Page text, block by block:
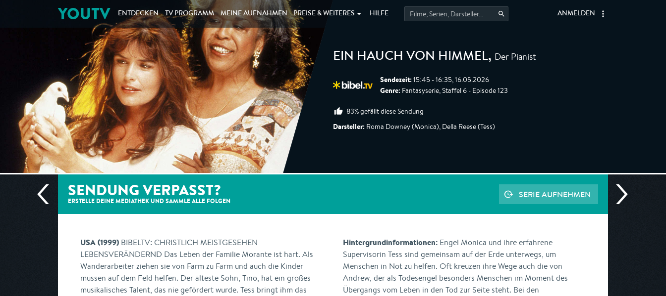
YOUTV ENTDECKEN TV PROGRAMM MEINE AUFNAHMEN PREISE & WEITERES HILFE ANMELDEN
EIN HAUCH VON HIMMEL, Der Pianist
Sendezeit: 15:45 - 16:35, 16.05.2026
Genre: Fantasyserie, Staffel 6 - Episode 123
83% gefällt diese Sendung
Darsteller: Roma Downey (Monica), Della Reese (Tess)
SENDUNG VERPASST?
ERSTELLE DEINE MEDIATHEK UND SAMMLE ALLE FOLGEN
SERIE AUFNEHMEN
USA (1999) BIBELTV: CHRISTLICH MEISTGESEHEN
LEBENSVERÄNDERND Das Leben der Familie Morante ist hart. Als
Wanderarbeiter ziehen sie von Farm zu Farm und auch die Kinder
müssen auf dem Feld helfen. Der älteste Sohn, Tino, hat ein großes
musikalisches Talent, das nie gefördert wurde. Tess bringt ihm das
Hintergrundinformationen: Engel Monica und ihre erfahrene
Supervisorin Tess sind gemeinsam auf der Erde unterwegs, um
Menschen in Not zu helfen. Oft kreuzen ihre Wege auch die von
Andrew, der als Todesengel besonders Menschen im Moment des
Übergangs vom Leben in den Tod zur Seite steht. Bei den